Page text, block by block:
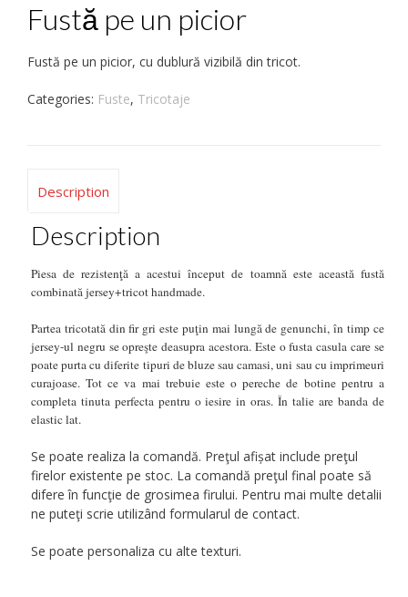
Fustă pe un picior
Fustă pe un picior, cu dublură vizibilă din tricot.
Categories: Fuste, Tricotaje
Description
Description
Piesa de rezistenţă a acestui început de toamnă este această fustă
combinată jersey+tricot handmade.
Partea tricotată din fir gri este puţin mai lungă de genunchi, în timp ce
jersey-ul negru se opreşte deasupra acestora. Este o fusta casula care se
poate purta cu diferite tipuri de bluze sau camasi, uni sau cu imprimeuri
curajoase. Tot ce va mai trebuie este o pereche de botine pentru a
completa tinuta perfecta pentru o iesire in oras. În talie are banda de
elastic lat.
Se poate realiza la comandă. Preţul afișat include preţul
firelor existente pe stoc. La comandă preţul final poate să
difere în funcţie de grosimea firului. Pentru mai multe detalii
ne puteţi scrie utilizând formularul de contact.
Se poate personaliza cu alte texturi.